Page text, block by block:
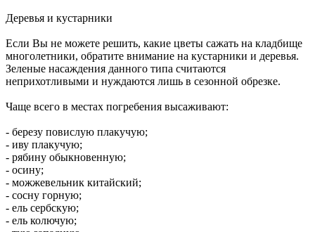
Деревья и кустарники
Если Вы не можете решить, какие цветы сажать на кладбище
многолетники, обратите внимание на кустарники и деревья.
Зеленые насаждения данного типа считаются
неприхотливыми и нуждаются лишь в сезонной обрезке.
Чаще всего в местах погребения высаживают:
- березу повислую плакучую;
- иву плакучую;
- рябину обыкновенную;
- осину;
- можжевельник китайский;
- сосну горную;
- ель сербскую;
- ель колючую;